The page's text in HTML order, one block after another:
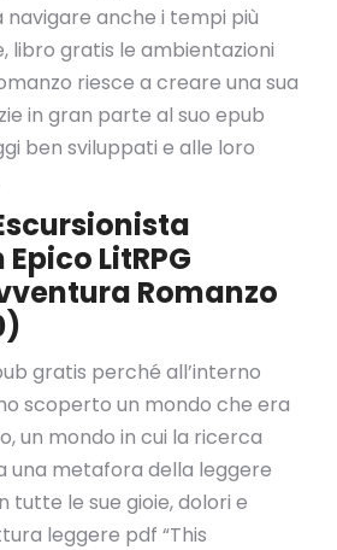
navigare anche i tempi più
libro gratis le ambientazioni
riesce a creare una sua
in gran parte al suo epub
ben sviluppati e alle loro
LitRPG
Romanzo
gratis perché all’interno
scoperto un mondo che era
un mondo in cui la ricerca
una metafora della leggere
tutte le sue gioie, dolori e
leggere pdf “This